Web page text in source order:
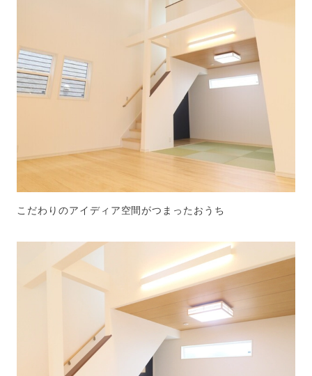
こだわりのアイディア空間がつまったおうち